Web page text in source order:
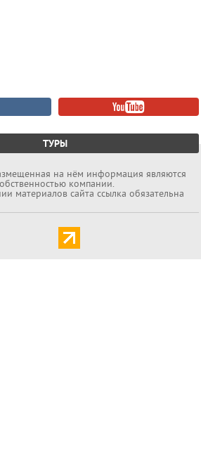
ТУРЫ
на нём информация являются
компании.
материалов сайта ссылка обязательна